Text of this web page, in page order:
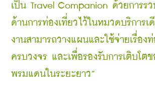
เป็น Travel Companion ด้วยการรว
ด้านการท่องเที่ยวไว้ในหมวดบริการเ
งานสามารถวางแผนและใช้จ่ายเรื่อง
ครบวงจร และเพื่อรองรับการเติบโต
พรมแดนในระยะยาว”